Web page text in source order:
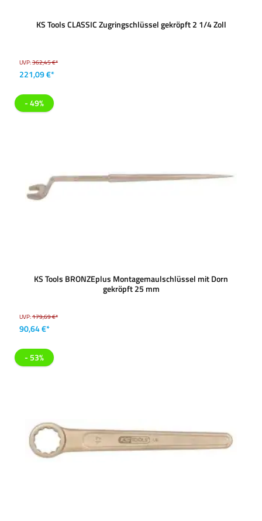
KS Tools CLASSIC Zugringschlüssel gekröpft 2 1/4 Zoll
UVP:362,45 €*
221,09 €*
- 49%
KS Tools BRONZEplus Montagemaulschlüssel mit Dorn
gekröpft 25 mm
UVP:179,69 €*
90,64 €*
- 53%